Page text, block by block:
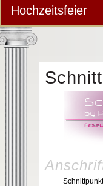
Hochzeitsfeier